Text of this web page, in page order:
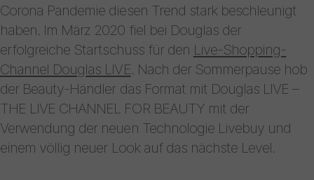
Corona Pandemie diesen Trend stark beschleunigt
haben. Im März 2020 fiel bei Douglas der
erfolgreiche Startschuss für den Live-Shopping-
Channel Douglas LIVE. Nach der Sommerpause hob
der Beauty-Händler das Format mit Douglas LIVE –
THE LIVE CHANNEL FOR BEAUTY mit der
Verwendung der neuen Technologie Livebuy und
einem völlig neuer Look auf das nächste Level.